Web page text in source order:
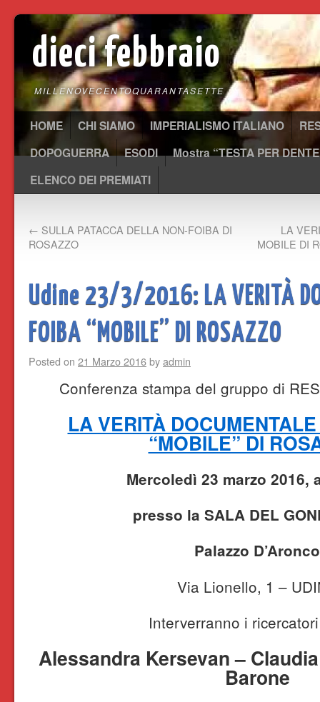
dieci febbraio
MILLENOVECENTOQUARANTASETTE
HOME CHI SIAMO IMPERIALISMO ITALIANO
DOPOGUERRA
ESODI
Mostra “TESTA PER
ELENCO DEI PREMIATI
← SULLA PATACCA DELLA NON-FOIBA DI
ROSAZZO
LA
MOBILE DI
Udine 23/3/2016: LA VERITÀ
FOIBA “MOBILE” DI ROSAZZO
Posted on 21 Marzo 2016byadmin
Conferenza stampa del gruppo di
LA VERITÀ
“MOBILE” DI
Mercoledì 23 marzo 2016,
presso la SALA DEL
Palazzo D’Aronco
Via Lionello, 1 –
Interverranno i
Alessandra Kersevan –
Barone